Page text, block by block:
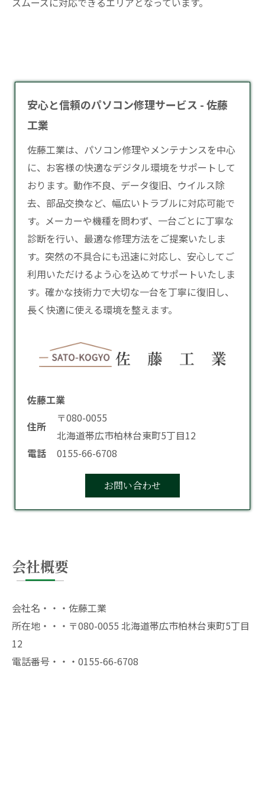
安心と信頼のパソコン修理サービス - 佐藤
工業
佐藤工業は、 パソコン修理やメンテナンスを中心
に、お客様の快適なデジタル環境をサポートして
おります。動作不良、データ復旧、ウイルス除
去、部品交換など、幅広いトラブルに対応可能で
す。メーカーや機種を問わず、一台ごとに丁寧な
診断を行い、最適な修理方法をご提案いたしま
す。突然の不具合にも迅速に対応し、安心してご
利用いただけるよう心を込めてサポートいたしま
す。確かな技術力で大切な一台を丁寧に復旧し、
長く快適に使える環境を整えます。
佐藤工業
住所
〒080-0055
北海道帯広市柏林台東町5丁目12
電話
0155-66-6708
お問い合わせ
会社概要
会社名・・・佐藤工業
所在地・・・〒080-0055 北海道帯広市柏林台東町5丁目
12
電話番号・・・0155-66-6708